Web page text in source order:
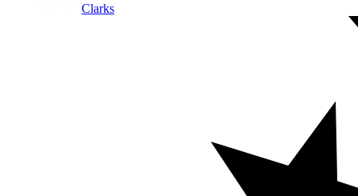
Clarks